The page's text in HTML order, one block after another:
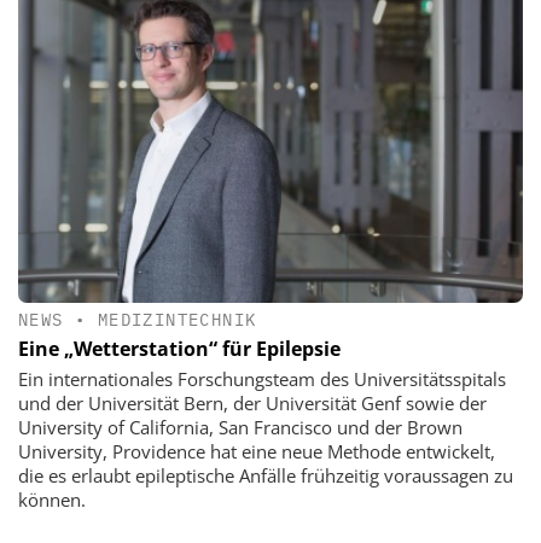
NEWS • MEDIZINTECHNIK
Eine „Wetterstation“ für Epilepsie
Ein internationales Forschungsteam des Universitätsspitals
und der Universität Bern, der Universität Genf sowie der
University of California, San Francisco und der Brown
University, Providence hat eine neue Methode entwickelt,
die es erlaubt epileptische Anfälle frühzeitig voraussagen zu
können.